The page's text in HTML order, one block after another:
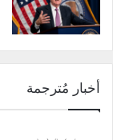
أخبار مُترجمة